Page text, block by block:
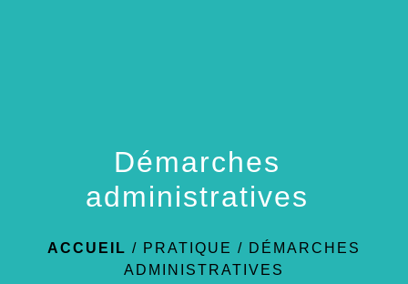
Démarches
administratives
ACCUEIL / PRATIQUE / DÉMARCHES
ADMINISTRATIVES